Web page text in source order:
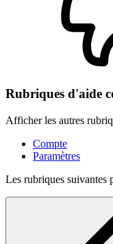
Rubriques d'aide
Afficher les autres
Compte
Paramètres
Les rubriques suivantes